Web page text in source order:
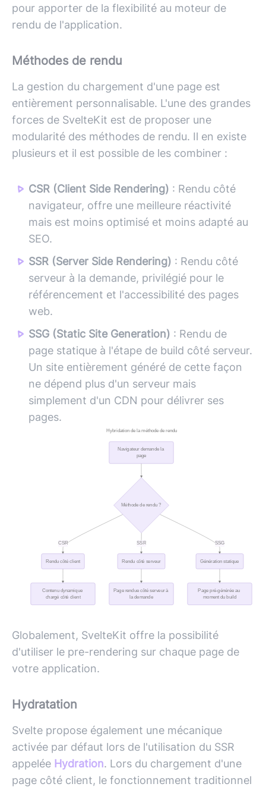
pour apporter de la flexibilité au moteur de
rendu de l'application.
Méthodes de rendu
La gestion du chargement d'une page est
entièrement personnalisable. L'une des grandes
forces de SvelteKit est de proposer une
modularité des méthodes de rendu. Il en existe
plusieurs et il est possible de les combiner :
CSR (Client Side Rendering) : Rendu côté
navigateur, offre une meilleure réactivité
mais est moins optimisé et moins adapté au
SEO.
SSR (Server Side Rendering) : Rendu côté
serveur à la demande, privilégié pour le
référencement et l'accessibilité des pages
web.
SSG (Static Site Generation) : Rendu de
page statique à l'étape de build côté serveur.
Un site entièrement généré de cette façon
ne dépend plus d'un serveur mais
simplement d'un CDN pour délivrer ses
pages.
Globalement, SvelteKit offre la possibilité
d'utiliser le pre-rendering sur chaque page de
votre application.
Hydratation
Svelte propose également une mécanique
activée par défaut lors de l'utilisation du SSR
appelée Hydration. Lors du chargement d'une
page côté client, le fonctionnement traditionnel